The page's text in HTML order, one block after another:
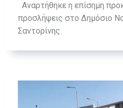
Αναρτήθηκε η επίσημη
προσλήψεις στο Δημόσιο
Σαντορίνης.